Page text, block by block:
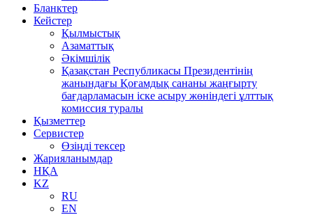
Бланктер
Кейстер
Қылмыстық
Азаматтық
Әкімшілік
Қазақстан Республикасы Президентінің
жанындағы Қоғамдық сананы жаңғырту
бағдарламасын іске асыру жөніндегі ұлттық
комиссия туралы
Қызметтер
Сервистер
Өзіңді тексер
Жарияланымдар
НҚА
KZ
RU
EN